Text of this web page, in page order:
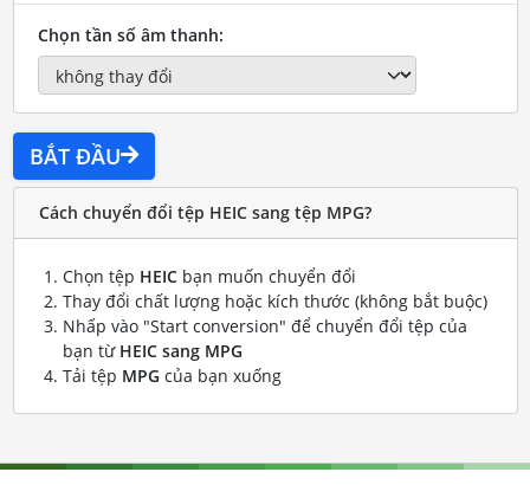
Chọn tần số âm thanh:
BẮT ĐẦU
Cách chuyển đổi tệp HEIC sang tệp MPG?
Chọn tệp HEICbạn muốn chuyển đổi
Thay đổi chất lượng hoặc kích thước (không bắt buộc)
Nhấp vào "Start conversion" để chuyển đổi tệp của
bạn từ HEIC sang MPG
Tải tệp MPG của bạn xuống